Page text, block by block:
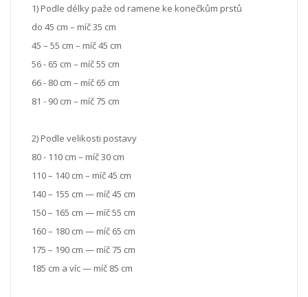
1) Podle délky paže od ramene ke konečkům prstů
do 45 cm – míč 35 cm
45 – 55 cm – míč 45 cm
56 - 65 cm – míč 55 cm
66 - 80 cm – míč 65 cm
81 - 90 cm – míč 75 cm
2) Podle velikosti postavy
80 - 110 cm – míč 30 cm
110 – 140 cm – míč 45 cm
140 – 155 cm — míč 45 cm
150 – 165 cm — míč 55 cm
160 – 180 cm — míč 65 cm
175 – 190 cm — míč 75 cm
185 cm a víc — míč 85 cm